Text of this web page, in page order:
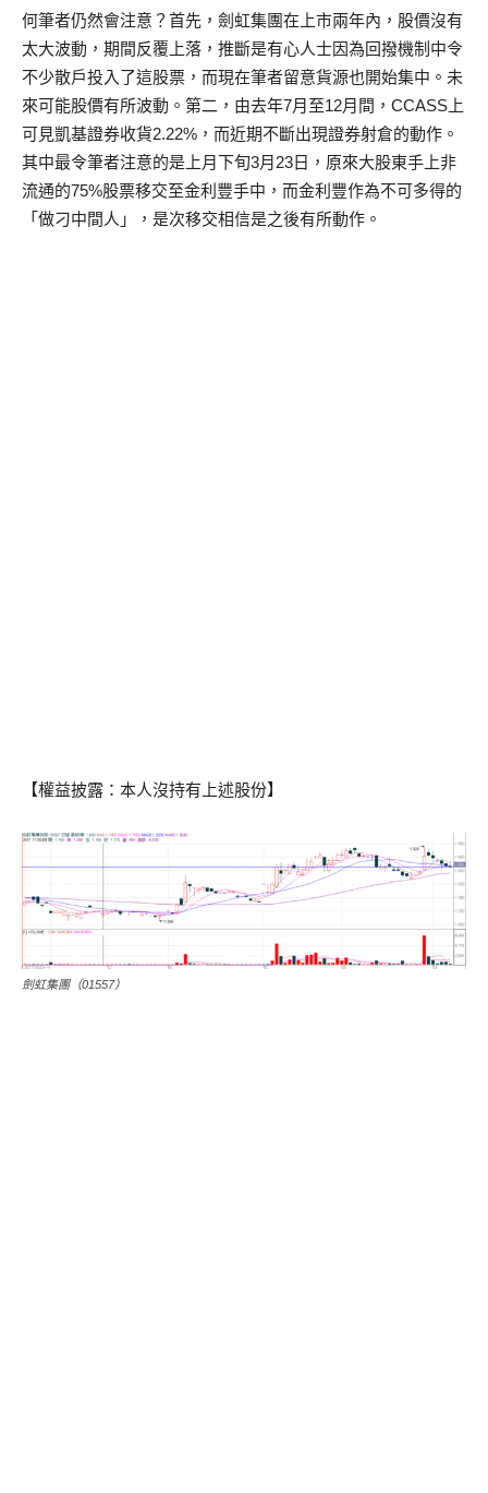
何筆者仍然會注意？首先，劍虹集團在上市兩年內，股價沒有
太大波動，期間反覆上落，推斷是有心人士因為回撥機制中令
不少散戶投入了這股票，而現在筆者留意貨源也開始集中。未
來可能股價有所波動。第二，由去年7月至12月間，CCASS上
可見凱基證券收貨2.22%，而近期不斷出現證券射倉的動作。
其中最令筆者注意的是上月下旬3月23日，原來大股東手上非
流通的75%股票移交至金利豐手中，而金利豐作為不可多得的
「做刁中間人」，是次移交相信是之後有所動作。
【權益披露：本人沒持有上述股份】
劍虹集團（01557）